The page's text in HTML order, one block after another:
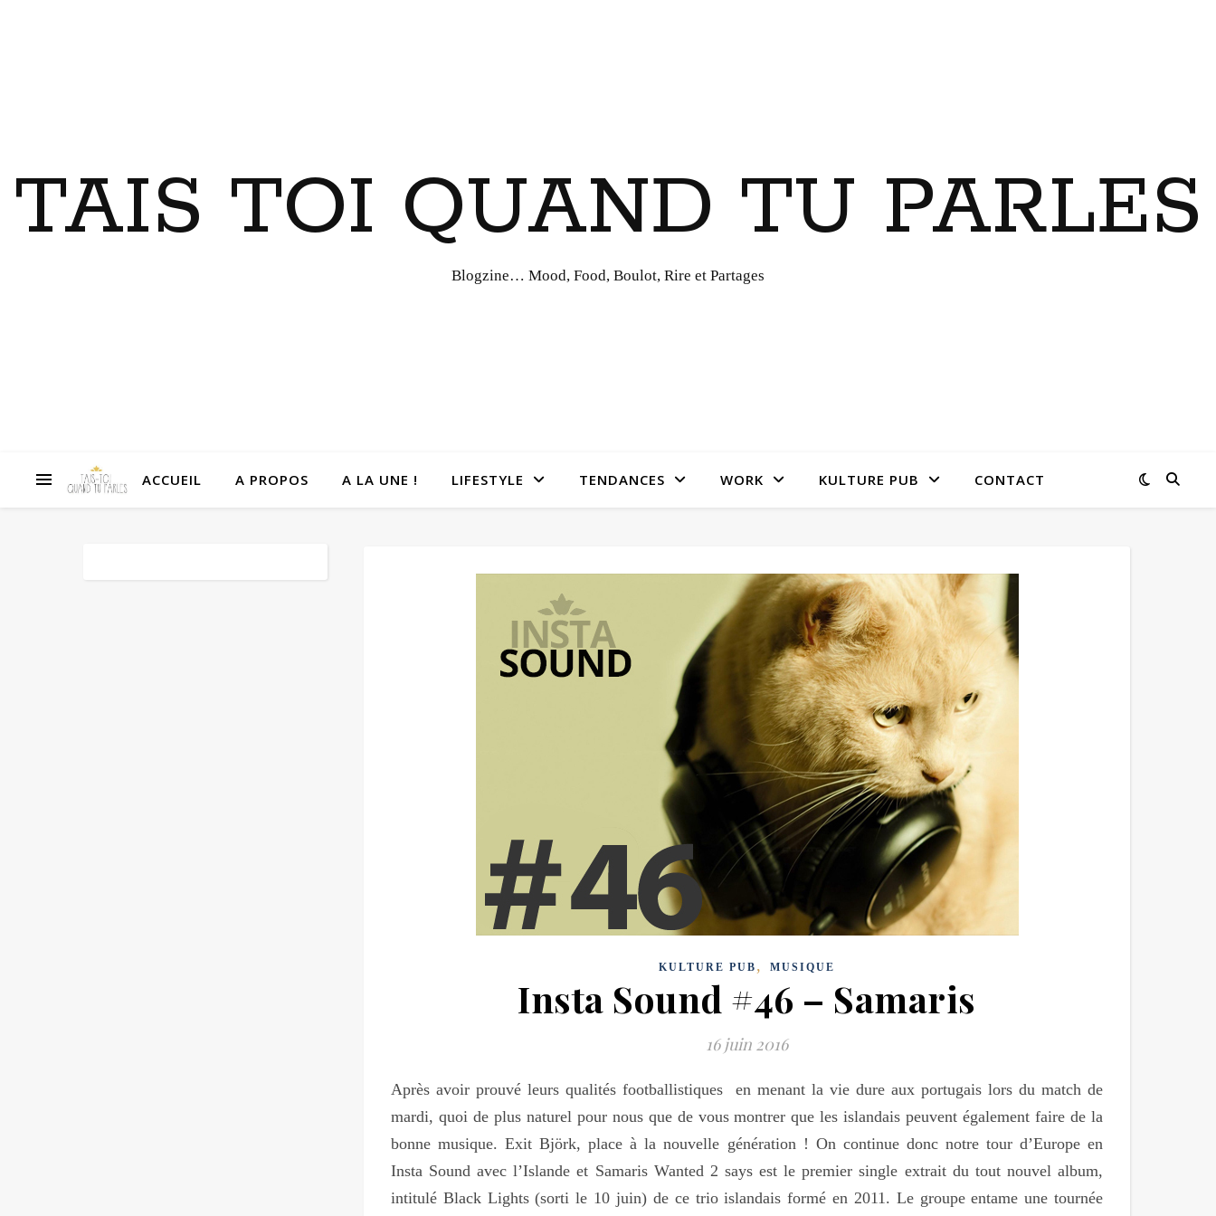
TAIS TOI QUAND TU PARLES
Blogzine… Mood, Food, Boulot, Rire et Partages
ACCUEIL A PROPOS A LA UNE ! LIFESTYLE TENDANCES WORK KULTURE PUB CONTACT
KULTURE PUB , MUSIQUE
Insta Sound #46 – Samaris
16 juin 2016
Après avoir prouvé leurs qualités footballistiques en menant la vie dure aux portugais lors du match de
mardi, quoi de plus naturel pour nous que de vous montrer que les islandais peuvent également faire de la
bonne musique. Exit Björk, place à la nouvelle génération ! On continue donc notre tour d’Europe en
Insta Sound avec l’Islande et Samaris Wanted 2 says est le premier single extrait du tout nouvel album,
intitulé Black Lights (sorti le 10 juin) de ce trio islandais formé en 2011. Le groupe entame une tournée